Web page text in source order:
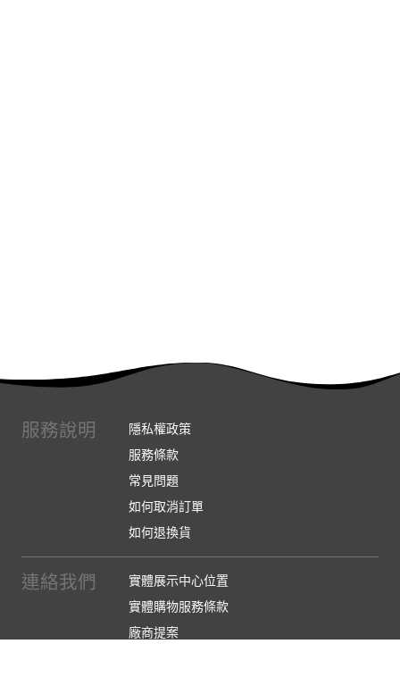
服務說明
隱私權政策
服務條款
常見問題
如何取消訂單
如何退換貨
連絡我們
實體展示中心位置
實體購物服務條款
廠商提案